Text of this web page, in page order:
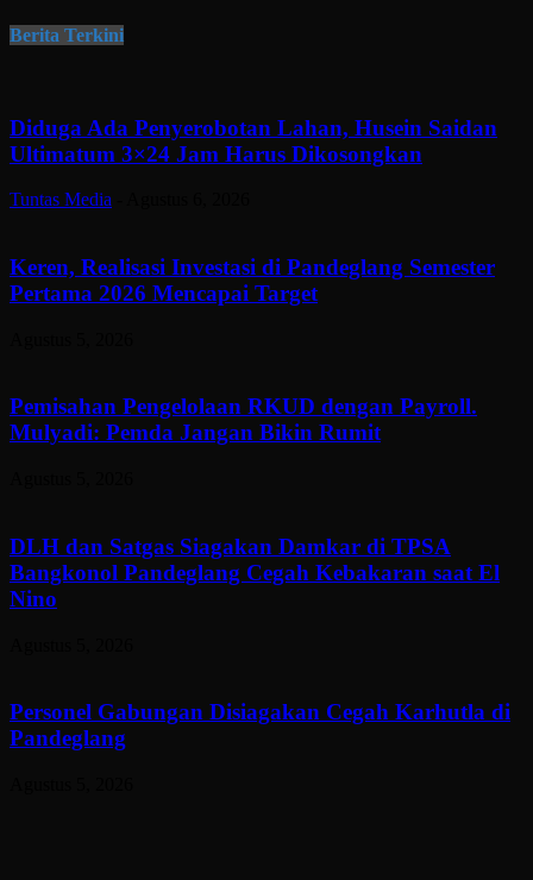
Berita Terkini
Diduga Ada Penyerobotan Lahan, Husein Saidan
Ultimatum 3×24 Jam Harus Dikosongkan
Tuntas Media
Keren, Realisasi Investasi di Pandeglang Semester
Pertama 2026 Mencapai Target
Pemisahan Pengelolaan RKUD dengan Payroll.
Mulyadi: Pemda Jangan Bikin Rumit
DLH dan Satgas Siagakan Damkar di TPSA
Bangkonol Pandeglang Cegah Kebakaran saat El
Nino
Personel Gabungan Disiagakan Cegah Karhutla di
Pandeglang